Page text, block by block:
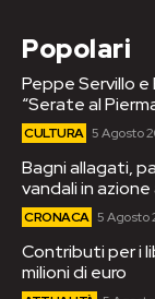
Popolari
Peppe Servillo e
“Serate al
CULTURA 5 Agosto
Bagni allagati,
vandali in
CRONACA 5 Agosto
Contributi per i
milioni di euro